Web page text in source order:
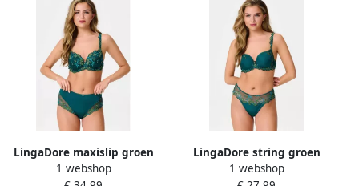
LingaDore maxislip groen
1 webshop
LingaDore string groen
1 webshop